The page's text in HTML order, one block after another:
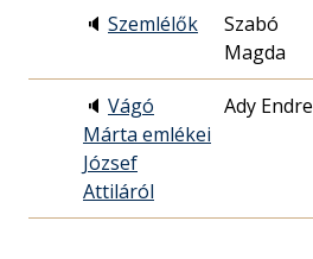
🔈 Szemlélők
Szabó
Magda
🔈 Vágó
Márta emlékei
József
Attiláról
Ady Endre